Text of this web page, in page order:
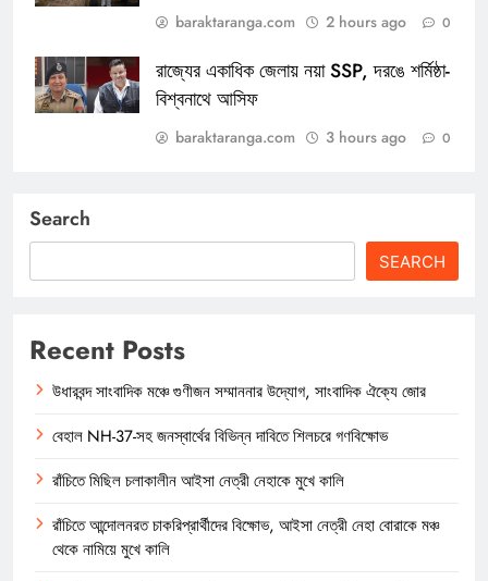
baraktaranga.com 2 hours ago 0
রাজ্যের একাধিক জেলায় নয়া SSP, দরঙে শর্মিষ্ঠা-
বিশ্বনাথে আসিফ
baraktaranga.com 3 hours ago 0
Search
SEARCH
Recent Posts
উধারবন্দ সাংবাদিক মঞ্চে গুণীজন সম্মাননার উদ্যোগ, সাংবাদিক ঐক্যে জোর
বেহাল NH-37-সহ জনস্বার্থের বিভিন্ন দাবিতে শিলচরে গণবিক্ষোভ
রাঁচিতে মিছিল চলাকালীন আইসা নেত্রী নেহাকে মুখে কালি
রাঁচিতে আন্দোলনরত চাকরিপ্রার্থীদের বিক্ষোভ, আইসা নেত্রী নেহা বোরাকে মঞ্চ
থেকে নামিয়ে মুখে কালি